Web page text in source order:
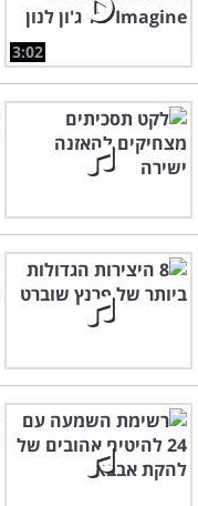
3:02